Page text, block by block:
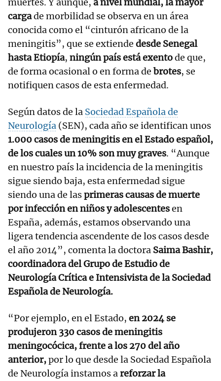
muertes. Y aunque, a nivel mundial, la mayor
cargade morbilidad se observa en un área
conocida como el “cinturón africano de la
meningitis”, que se extiende desde Senegal
hasta Etiopía, ningún país está exentode que,
de forma ocasional o en forma de brotes, se
notifiquen casos de esta enfermedad.
Según datos de la Sociedad Española de
Neurología (SEN), cada año se identifican unos
1.000 casos de meningitis en el Estado español,
de los cuales un 10% son muy graves. “Aunque
en nuestro país la incidencia de la meningitis
sigue siendo baja, esta enfermedad sigue
siendo una de lasprimeras causas de muerte
por infección en niños y adolescentesen
España, además, estamos observando una
ligera tendencia ascendente de los casos desde
el año 2014”, comenta la doctora Saima Bashir,
coordinadora del Grupo de Estudio de
Neurología Crítica e Intensivista de la Sociedad
Española de Neurología.
“Por ejemplo, en el Estado, en 2024 se
produjeron 330 casos de meningitis
meningocócica, frente a los 270 del año
anterior,por lo que desde la Sociedad Española
de Neurología instamos areforzar la